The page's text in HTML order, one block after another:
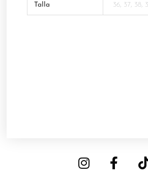
Talla 36, 37, 38,
I
n
F
a
i